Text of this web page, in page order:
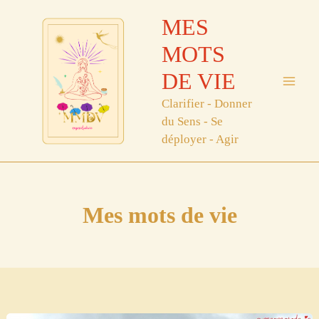
MES
MOTS
DE VIE
Clarifier - Donner
du Sens - Se
déployer - Agir
Mes mots de vie